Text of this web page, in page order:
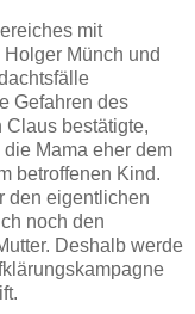
mit
Münch und
Gefahren des
Claus bestätigte,
Mama eher dem
betroffenen Kind.
den eigentlichen
noch den
Deshalb werde